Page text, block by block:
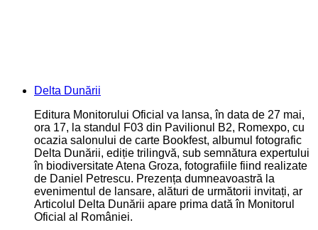
Delta Dunării
Editura Monitorului Oficial va lansa, în data de 27 mai,
ora 17, la standul F03 din Pavilionul B2, Romexpo, cu
ocazia salonului de carte Bookfest, albumul fotografic
Delta Dunării, ediție trilingvă, sub semnătura expertului
în biodiversitate Atena Groza, fotografiile fiind realizate
de Daniel Petrescu. Prezența dumneavoastră la
evenimentul de lansare, alături de următorii invitați, ar
Articolul Delta Dunării apare prima dată în Monitorul
Oficial al României.